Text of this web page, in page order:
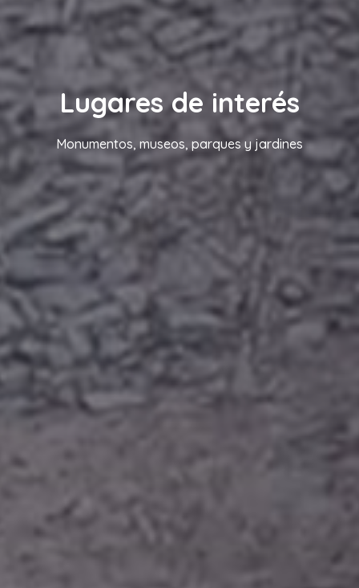
Lugares de interés
Monumentos, museos, parques y jardines